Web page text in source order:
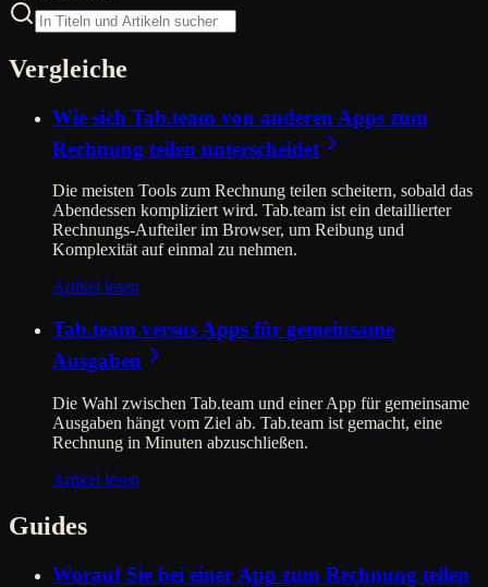
Vergleiche
Wie sich Tab.team von anderen Apps zum
Rechnung teilen unterscheidet
Die meisten Tools zum Rechnung teilen scheitern, sobald das
Abendessen kompliziert wird. Tab.team ist ein detaillierter
Rechnungs-Aufteiler im Browser, um Reibung und
Komplexität auf einmal zu nehmen.
Artikel lesen
Tab.team versus Apps für gemeinsame
Ausgaben
Die Wahl zwischen Tab.team und einer App für gemeinsame
Ausgaben hängt vom Ziel ab. Tab.team ist gemacht, eine
Rechnung in Minuten abzuschließen.
Artikel lesen
Guides
Worauf Sie bei einer App zum Rechnung teilen